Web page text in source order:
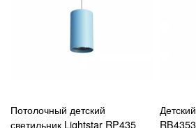
Потолочный детский
светильник Lightstar RP435